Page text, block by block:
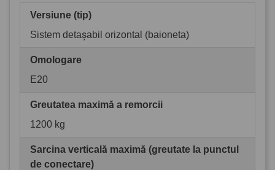
Versiune (tip)
Sistem detașabil orizontal (baioneta)
Omologare
E20
Greutatea maximă a remorcii
1200 kg
Sarcina verticală maximă (greutate la punctul
de conectare)